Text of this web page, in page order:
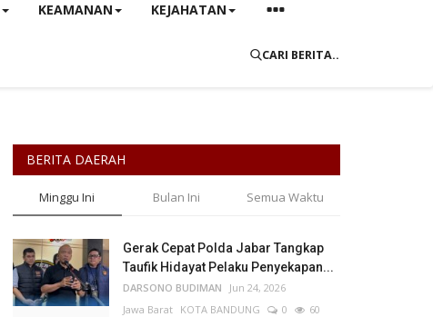
KEAMANAN KEJAHATAN
CARI BERITA..
BERITA DAERAH
Minggu Ini Bulan Ini Semua Waktu
Gerak Cepat Polda Jabar Tangkap
Taufik Hidayat Pelaku Penyekapan...
DARSONO BUDIMAN
Jun 24, 2026
Jawa Barat KOTA BANDUNG 0
60